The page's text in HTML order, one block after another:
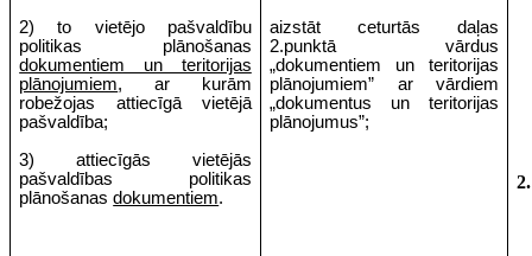
2) to vietējo pašvaldību
politikas plānošanas
dokumentiem un teritorijas
plānojumiem, ar kurām
robežojas attiecīgā vietējā
pašvaldība;
3) attiecīgās vietējās
pašvaldības politikas
plānošanasdokumentiem.
aizstāt ceturtās daļas
2.punktā vārdus
„dokumentiem un teritorijas
plānojumiem” ar vārdiem
„dokumentus un teritorijas
plānojumus”;
2.